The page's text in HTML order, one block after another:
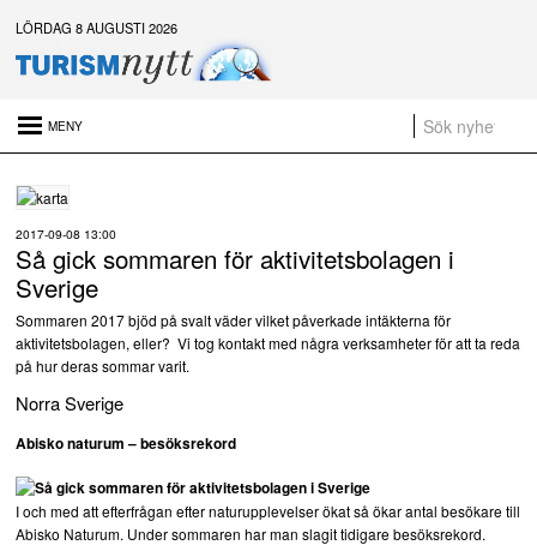
LÖRDAG 8 AUGUSTI 2026
Platsannonser:
Sammanfattning av nyheter om svensk besöksnäring vecka 28 2026
2017-09-08 13:00
Så gick sommaren för aktivitetsbolagen i
Sverige
Sommaren 2017 bjöd på svalt väder vilket påverkade intäkterna för
aktivitetsbolagen, eller? Vi tog kontakt med några verksamheter för att ta reda
på hur deras sommar varit.
Norra Sverige
Abisko naturum – besöksrekord
I och med att efterfrågan efter naturupplevelser ökat så ökar antal besökare till
Abisko Naturum. Under sommaren har man slagit tidigare besöksrekord.